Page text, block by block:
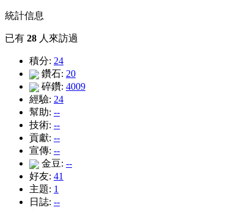
統計信息
已有 28 人來訪過
積分: 24
鑽石: 20
碎鑽: 4009
經驗: 24
幫助: --
技術: --
貢獻: --
宣傳: --
金豆: --
好友: 41
主題: 1
日誌: --